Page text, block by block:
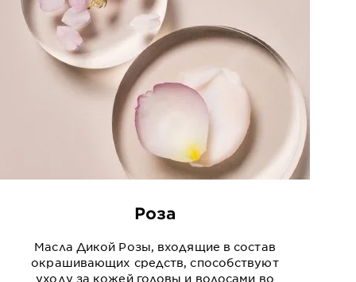
Роза
Масла Дикой Розы, входящие в состав
окрашивающих средств, способствуют
уходу за кожей головы и волосами во